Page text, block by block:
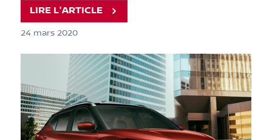
LIRE L'ARTICLE
24 mars 2020